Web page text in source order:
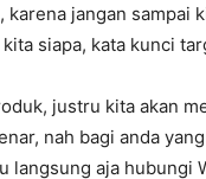
jangan sampai
siapa, kata kunci
justru kita akan
nah bagi anda
langsung aja